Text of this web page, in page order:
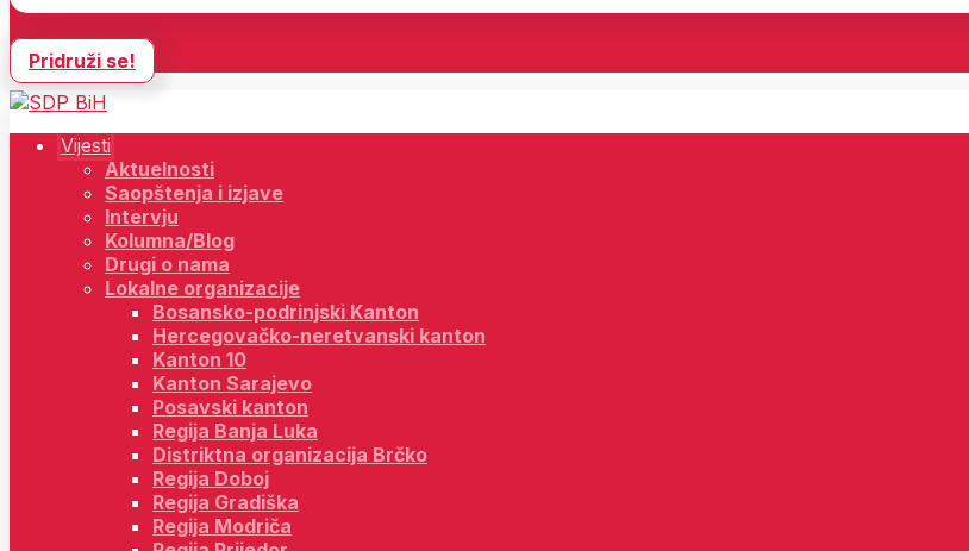
Pridruži se!
Vijesti
Aktuelnosti
Saopštenja i izjave
Intervju
Kolumna/Blog
Drugi o nama
Lokalne organizacije
Bosansko-podrinjski Kanton
Hercegovačko-neretvanski kanton
Kanton 10
Kanton Sarajevo
Posavski kanton
Regija Banja Luka
Distriktna organizacija Brčko
Regija Doboj
Regija Gradiška
Regija Modriča